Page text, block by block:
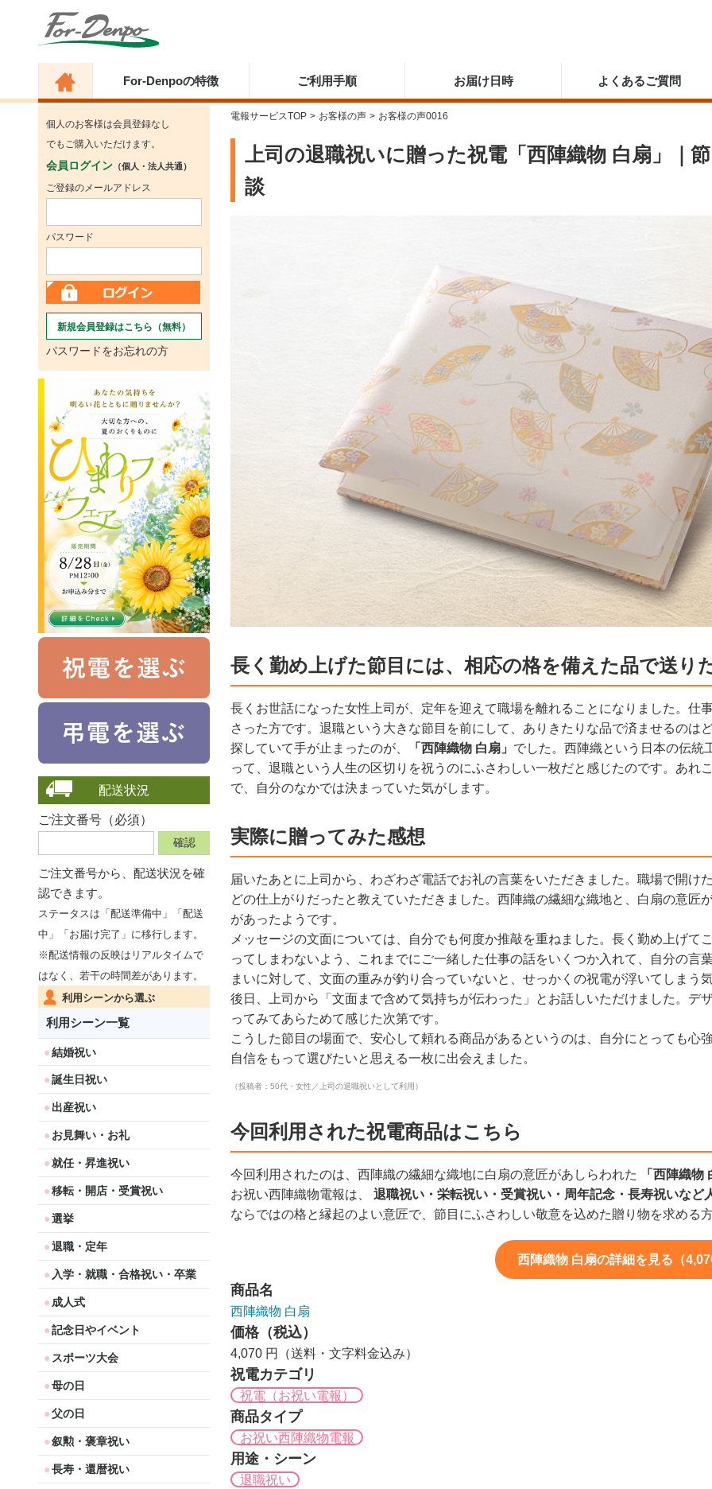
For-Denpoの特徴 ご利用手順 お届け日時 よくあるご質問
個人のお客様は会員登録なし
でもご購入いただけます。
会員ログイン （個人・法人共通）
ご登録のメールアドレス
パスワード
新規会員登録はこちら（無料）
パスワードをお忘れの方
配送状況
ご注文番号（必須）
ご注文番号から、 配送状況を確
認できます。
ステータスは「配送準備中」「配送
中」「お届け完了」に移行します。
※配送情報の反映はリアルタイムで
はなく、若干の時間差があります。
利用シーンから選ぶ
利用シーン一覧
結婚祝い
誕生日祝い
出産祝い
お見舞い・お礼
就任・昇進祝い
移転・開店・受賞祝い
選挙
退職・定年
入学・就職・合格祝い・卒業
成人式
記念日やイベント
スポーツ大会
母の日
父の日
叙勲・褒章祝い
長寿・還暦祝い
電報サービスTOP > お客様の声 > お客様の声0016
上司の退職祝いに贈った祝電「西陣織物 白扇」｜
談
長く勤め上げた節目には、相応の格を備えた品で送り
長くお世話になった女性上司が、定年を迎えて職場を離れることになりました。仕
さった方です。退職という大きな節目を前にして、ありきたりな品で済ませるのは
探していて手が止まったのが、
「西陣織物 白扇」 でした。西陣織という日本の伝統
って、退職という人生の区切りを祝うのにふさわしい一枚だと感じたのです。あれ
で、自分のなかでは決まっていた気がします。
実際に贈ってみた感想
届いたあとに上司から、わざわざ電話でお礼の言葉をいただきました。職場で開け
どの仕上がりだったと教えていただきました。西陣織の繊細な織地と、白扇の意匠
があったようです。
メッセージの文面については、自分でも何度か推敲を重ねました。長く勤め上げて
ってしまわないよう、これまでにご一緒した仕事の話をいくつか入れて、自分の言
まいに対して、文面の重みが釣り合っていないと、せっかくの祝電が浮いてしまう
後日、上司から「文面まで含めて気持ちが伝わった」とお話しいただけました。デ
ってみてあらためて感じた次第です。
こうした節目の場面で、安心して頼れる商品があるというのは、自分にとっても心
自信をもって選びたいと思える一枚に出会えました。
（投稿者：50代・女性／上司の退職祝いとして利用）
今回利用された祝電商品はこちら
今回利用されたのは、西陣織の繊細な織地に白扇の意匠があしらわれた
「西陣織物
お祝い西陣織物電報は、 退職祝い・栄転祝い・受賞祝い・周年記念・長寿祝いなど
ならではの格と縁起のよい意匠で、節目にふさわしい敬意を込めた贈り物を求める
西陣織物 白扇の詳細を見る（
商品名
西陣織物 白扇
価格（税込）
4,070 円（送料・文字料金込み）
祝電カテゴリ
祝電（お祝い電報）
商品タイプ
お祝い西陣織物電報
用途・シーン
退職祝い